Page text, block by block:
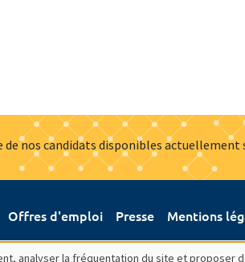
de nos candidats disponibles actuellement
Offres d'emploi Presse Mentions
analyser la fréquentation du site et proposer